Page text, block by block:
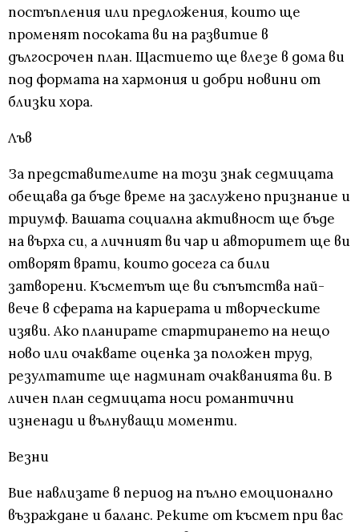
постъпления или предложения, които ще
променят посоката ви на развитие в
дългосрочен план. Щастието ще влезе в дома ви
под формата на хармония и добри новини от
близки хора.
Лъв
За представителите на този знак седмицата
обещава да бъде време на заслужено признание и
триумф. Вашата социална активност ще бъде
на върха си, а личният ви чар и авторитет ще ви
отворят врати, които досега са били
затворени. Късметът ще ви съпътства най-
вече в сферата на кариерата и творческите
изяви. Ако планирате стартирането на нещо
ново или очаквате оценка за положен труд,
резултатите ще надминат очакванията ви. В
личен план седмицата носи романтични
изненади и вълнуващи моменти.
Везни
Вие навлизате в период на пълно емоционално
възраждане и баланс. Реките от късмет при вас